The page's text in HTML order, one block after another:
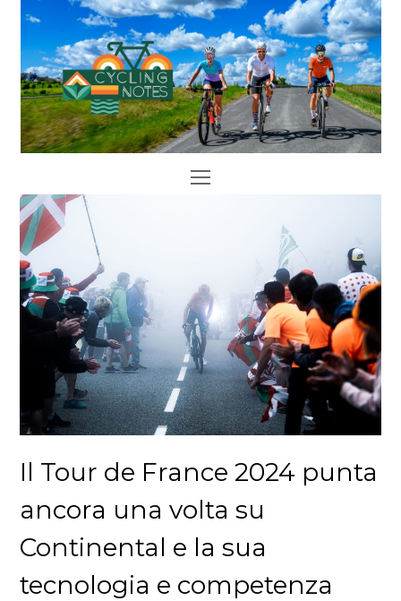
Open
Il Tour de France 2024 punta
ancora una volta su
Continental e la sua
tecnologia e competenza